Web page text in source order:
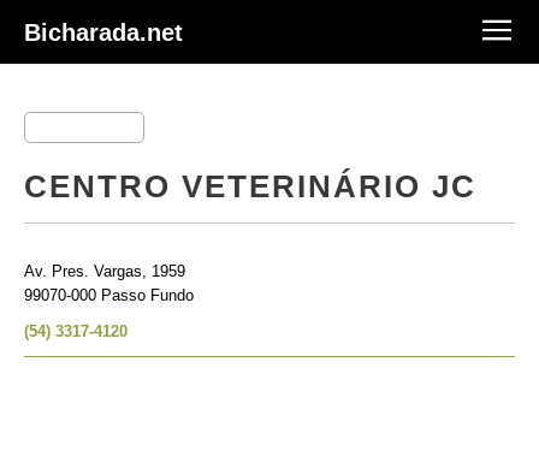
Bicharada.net
CENTRO VETERINÁRIO JC
Av. Pres. Vargas, 1959
99070-000 Passo Fundo
(54) 3317-4120